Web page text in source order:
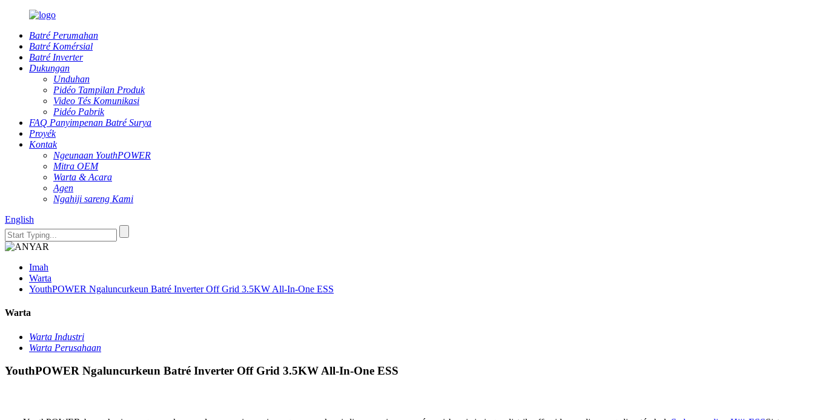
Batré Perumahan
Batré Komérsial
Batré Inverter
Dukungan
Unduhan
Pidéo Tampilan Produk
Video Tés Komunikasi
Pidéo Pabrik
FAQ Panyimpenan Batré Surya
Proyék
Kontak
Ngeunaan YouthPOWER
Mitra OEM
Warta & Acara
Agen
Ngahiji sareng Kami
English
Imah
Warta
YouthPOWER Ngaluncurkeun Batré Inverter Off Grid 3.5KW All-In-One ESS
Warta
Warta Industri
Warta Perusahaan
YouthPOWER Ngaluncurkeun Batré Inverter Off Grid 3.5KW All-In-One ESS